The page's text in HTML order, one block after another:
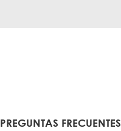
PREGUNTAS FRECUENTES